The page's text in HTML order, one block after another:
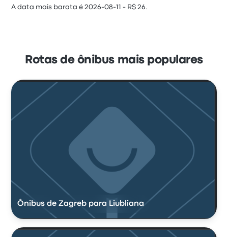
A data mais barata é 2026-08-11 - R$ 26.
Rotas de ônibus mais populares
Ônibus de Zagreb para Liubliana